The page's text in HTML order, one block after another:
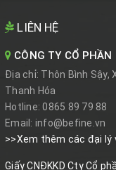
LIÊN HỆ
CÔNG TY CỔ PHẦN
Địa chỉ: Thôn Bình Sậy,
Thanh Hóa
Hotline: 0865 89 79 88
Email: info@befine.vn
>>Xem thêm các đại lý
Giấy CNĐKKD Cty Cổ